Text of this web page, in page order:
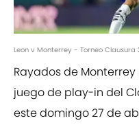
Leon v Monterrey - Torneo
Rayados de
juego de play-in del
este domingo 27 de